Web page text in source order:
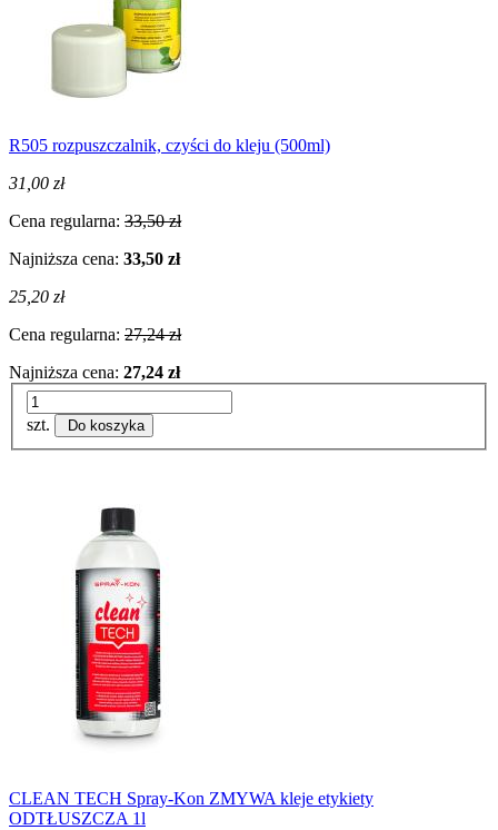
R505 rozpuszczalnik, czyści do kleju (500ml)
31,00 zł
Cena regularna: 33,50 zł
Najniższa cena: 33,50 zł
25,20 zł
Cena regularna: 27,24 zł
Najniższa cena: 27,24 zł
szt. Do koszyka
CLEAN TECH Spray-Kon ZMYWA kleje etykiety
ODTŁUSZCZA 1l